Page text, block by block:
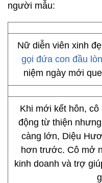
người mẫu:
Nữ diễn viên xinh
gọi đứa con đầu
niệm ngày mới
Khi mới kết hôn,
động từ thiện
càng lớn, Diệu
hơn trước. Cô mở
kinh doanh và trợ